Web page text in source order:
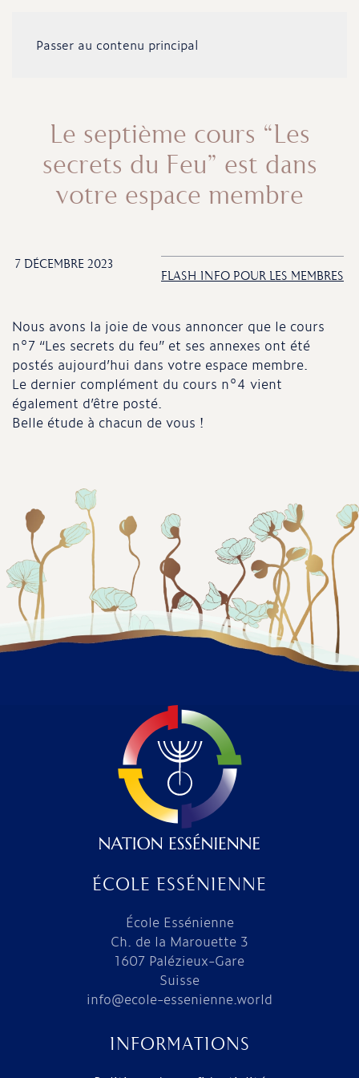
Passer au contenu principal
Le septième cours “Les
secrets du Feu” est dans
votre espace membre
7 DÉCEMBRE 2023
FLASH INFO POUR LES MEMBRES
Nous avons la joie de vous annoncer que le cours
n°7 “Les secrets du feu” et ses annexes ont été
postés aujourd’hui dans votre espace membre.
Le dernier complément du cours n°4 vient
également d’être posté.
Belle étude à chacun de vous !
ÉCOLE ESSÉNIENNE
École Essénienne
Ch. de la Marouette 3
1607 Palézieux-Gare
Suisse
info@ecole-essenienne.world
INFORMATIONS